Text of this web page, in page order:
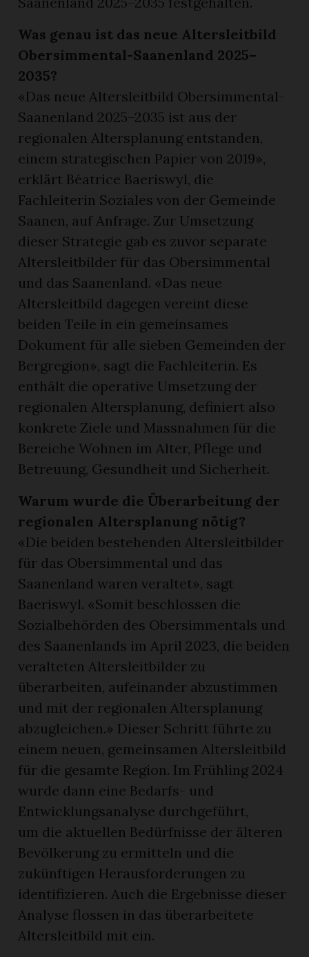
Was genau ist das neue Altersleitbild
Obersimmental-Saanenland 2025–
2035?
«Das neue Altersleitbild Obersimmental-
Saanenland 2025–2035 ist aus der
regionalen Altersplanung entstanden,
einem strategischen Papier von 2019»,
erklärt Béatrice Baeriswyl, die
Fachleiterin Soziales von der Gemeinde
Saanen, auf Anfrage. Zur Umsetzung
dieser Strategie gab es zuvor separate
Altersleitbilder für das Obersimmental
und das Saanenland. «Das neue
Altersleitbild dagegen vereint diese
beiden Teile in ein gemeinsames
Dokument für alle sieben Gemeinden der
Bergregion», sagt die Fachleiterin. Es
enthält die operative Umsetzung der
regionalen Altersplanung, definiert also
konkrete Ziele und Massnahmen für die
Bereiche Wohnen im Alter, Pflege und
Betreuung, Gesundheit und Sicherheit.
Warum wurde die Überarbeitung der
regionalen Altersplanung nötig?
«Die beiden bestehenden Altersleitbilder
für das Obersimmental und das
Saanenland waren veraltet», sagt
Baeriswyl. «Somit beschlossen die
Sozialbehörden des Obersimmentals und
des Saanenlands im April 2023, die beiden
veralteten Altersleitbilder zu
überarbeiten, aufeinander abzustimmen
und mit der regionalen Altersplanung
abzugleichen.» Dieser Schritt führte zu
einem neuen, gemeinsamen Altersleitbild
für die gesamte Region. Im Frühling 2024
wurde dann eine Bedarfs- und
Entwicklungsanalyse durchgeführt,
um die aktuellen Bedürfnisse der älteren
Bevölkerung zu ermitteln und die
zukünftigen Herausforderungen zu
identifizieren. Auch die Ergebnisse dieser
Analyse flossen in das überarbeitete
Altersleitbild mit ein.